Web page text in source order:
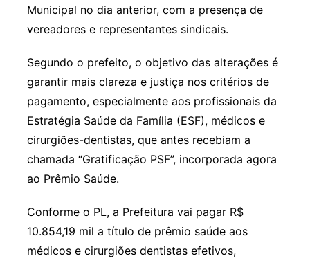
Municipal no dia anterior, com a presença de
vereadores e representantes sindicais.
Segundo o prefeito, o objetivo das alterações é
garantir mais clareza e justiça nos critérios de
pagamento, especialmente aos profissionais da
Estratégia Saúde da Família (ESF), médicos e
cirurgiões-dentistas, que antes recebiam a
chamada “Gratificação PSF”, incorporada agora
ao Prêmio Saúde.
Conforme o PL, a Prefeitura vai pagar R$
10.854,19 mil a título de prêmio saúde aos
médicos e cirurgiões dentistas efetivos,